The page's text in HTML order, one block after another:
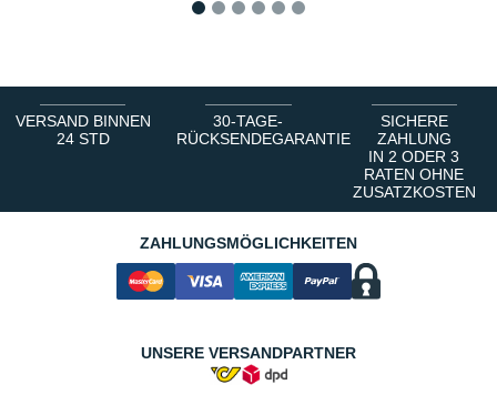
VERSAND BINNEN
24 STD
30-TAGE-
RÜCKSENDEGARANTIE
SICHERE
ZAHLUNG
IN 2 ODER 3
RATEN OHNE
ZUSATZKOSTEN
ZAHLUNGSMÖGLICHKEITEN
UNSERE VERSANDPARTNER